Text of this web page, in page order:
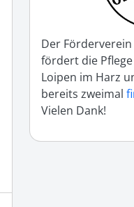
Der
fördert die
Loipen im Harz
bereits zweimal
Vielen Dank!